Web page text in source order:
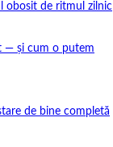
obosit de ritmul zilnic
— și cum o putem
de bine completă